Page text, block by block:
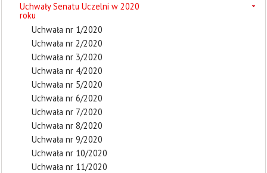
Uchwały Senatu Uczelni w 2020
roku
Uchwała nr 1/2020
Uchwała nr 2/2020
Uchwała nr 3/2020
Uchwała nr 4/2020
Uchwała nr 5/2020
Uchwała nr 6/2020
Uchwała nr 7/2020
Uchwała nr 8/2020
Uchwała nr 9/2020
Uchwała nr 10/2020
Uchwała nr 11/2020